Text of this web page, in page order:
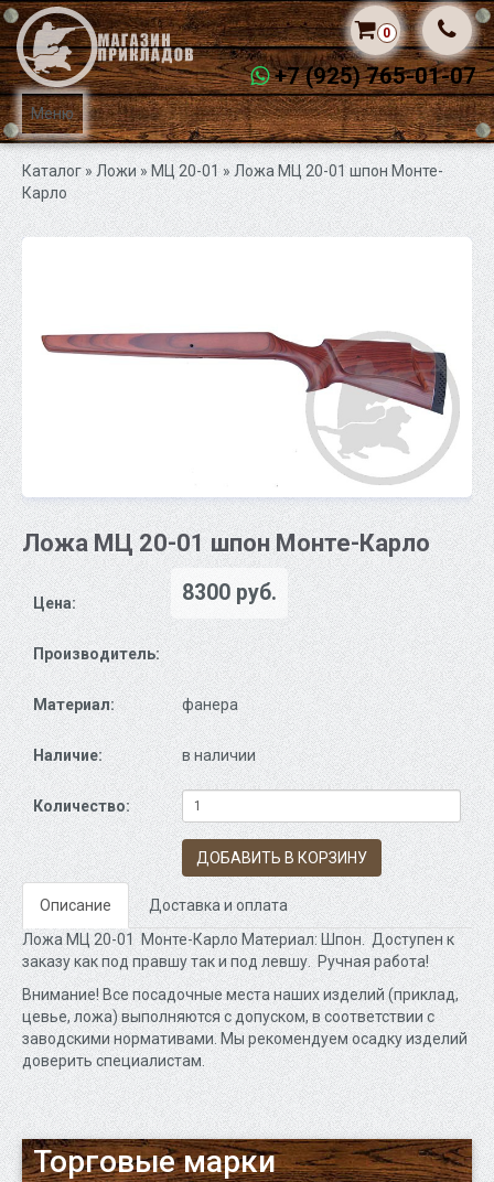
Меню
+7 (925) 765-01-07
0
Каталог» Ложи »МЦ 20-01» Ложа МЦ 20-01 шпон Монте-
Карло
Ложа МЦ 20-01 шпон Монте-Карло
Цена: 8300 руб.
Производитель:
Материал: фанера
Наличие: в наличии
Количество:
ДОБАВИТЬ В КОРЗИНУ
Описание
Доставка и оплата
Ложа МЦ 20-01 Монте-Карло Материал: Шпон. Доступен к
заказу как под правшу так и под левшу. Ручная работа!
Внимание! Все посадочные места наших изделий (приклад,
цевье, ложа) выполняются с допуском, в соответствии с
заводскими нормативами. Мы рекомендуем осадку изделий
доверить специалистам.
Торговые марки